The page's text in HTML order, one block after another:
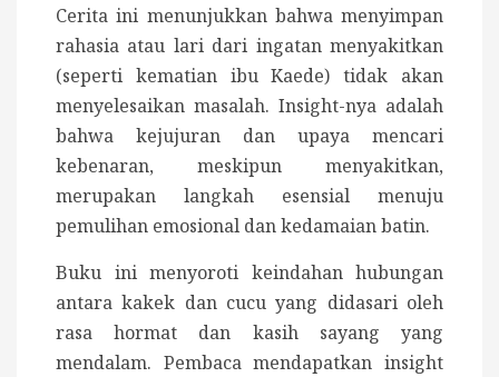
Cerita ini menunjukkan bahwa menyimpan
rahasia atau lari dari ingatan menyakitkan
(seperti kematian ibu Kaede) tidak akan
menyelesaikan masalah. Insight-nya adalah
bahwa kejujuran dan upaya mencari
kebenaran, meskipun menyakitkan,
merupakan langkah esensial menuju
pemulihan emosional dan kedamaian batin.
Buku ini menyoroti keindahan hubungan
antara kakek dan cucu yang didasari oleh
rasa hormat dan kasih sayang yang
mendalam. Pembaca mendapatkan insight